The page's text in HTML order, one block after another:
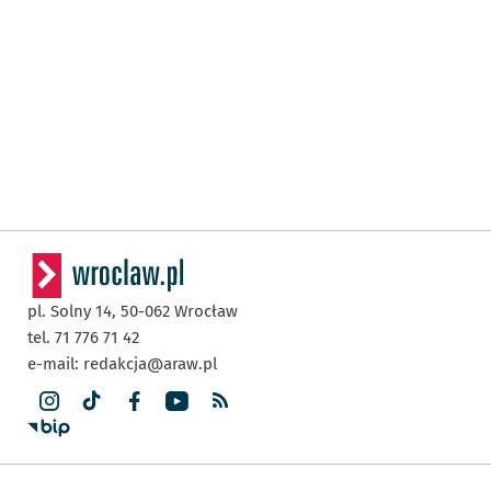
pl. Solny 14, 50-062 Wrocław
tel. 71 776 71 42
e-mail: redakcja@araw.pl